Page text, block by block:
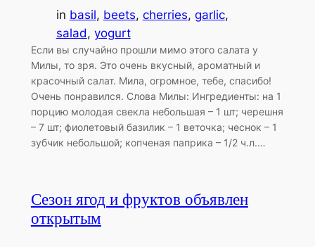
in basil, beets, cherries, garlic
salad, yogurt
Если вы случайно прошли мимо этого салата у
Милы, то зря. Это очень вкусный, ароматный и
красочный салат. Мила, огромное, тебе, спасибо!
Очень понравился. Слова Милы: Ингредиенты: на 1
порцию молодая свекла небольшая – 1 шт; черешня
– 7 шт; фиолетовый базилик – 1 веточка; чеснок – 1
зубчик небольшой; копченая паприка – 1/2 ч.л.…
Сезон ягод и фруктов объявлен
открытым